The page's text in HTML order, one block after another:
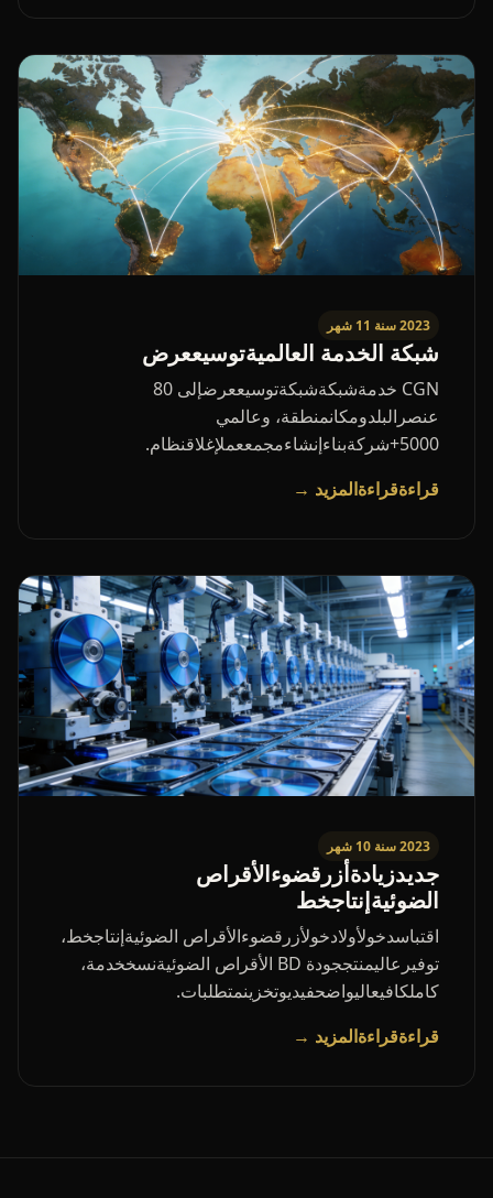
2023 سنة 11 شهر
شبكة الخدمة العالميةتوسيععرض
CGN خدمةشبكةشبكةتوسيععرضإلى 80
عنصرالبلدومكانمنطقة، وعالمي
5000+شركةبناءإنشاءمجمععملإغلاقنظام.
قراءةقراءةالمزيد →
2023 سنة 10 شهر
جديدزيادةأزرقضوءالأقراص
الضوئيةإنتاجخط
اقتباسدخولأولادخولأزرقضوءالأقراص الضوئيةإنتاجخط،
توفيرعاليمنتججودة BD الأقراص الضوئيةنسخخدمة،
كاملكافيعاليواضحفيديوتخزينمتطلبات.
قراءةقراءةالمزيد →